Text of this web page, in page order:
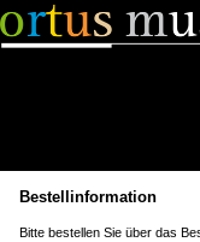
Bestellinformation
Bitte bestellen Sie über das